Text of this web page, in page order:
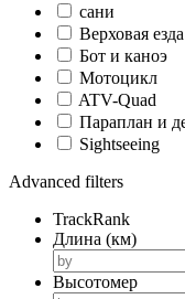
сани
Верховая езда
Бот и каноэ
Мотоцикл
ATV-Quad
Параплан и
Sightseeing
Advanced filters
TrackRank
Длина (км)
Высотомер